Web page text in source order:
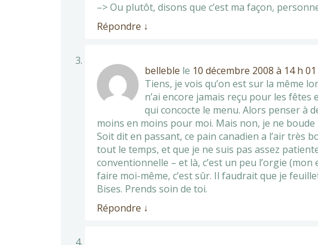
–> Ou plutôt, disons que c’est ma façon,
Répondre ↓
belleble le 10 décembre 2008 à 14 h
Tiens, je vois qu’on est sur la même
n’ai encore jamais reçu pour les
qui concocte le menu. Alors penser à
moins en moins pour moi. Mais non, je ne
Soit dit en passant, ce pain canadien a l’air très
tout le temps, et que je ne suis pas assez
conventionnelle – et là, c’est un peu l’orgie
faire moi-même, c’est sûr. Il faudrait que je
Bises. Prends soin de toi.
Répondre ↓